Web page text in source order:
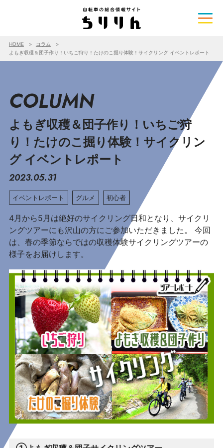
HOME
コラム
よもぎ収穫＆団子作り！いちご狩り！たけのこ掘り体験！サイクリング イベントレポート
COLUMN
よもぎ収穫＆団子作り！いちご狩
り！たけのこ掘り体験！サイクリン
グ イベントレポート
2023.05.31
イベントレポート グルメ 初心者
4月から5月は絶好のサイクリング日和となり、サイクリ
ングツアーにも沢山の方にご参加いただきました。 今回
は、春の季節ならではの収穫体験サイクリングツアーの
様子をお届けします。